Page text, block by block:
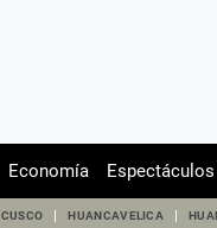
Economía Espectáculos
CUSCO HUANCAVELICA